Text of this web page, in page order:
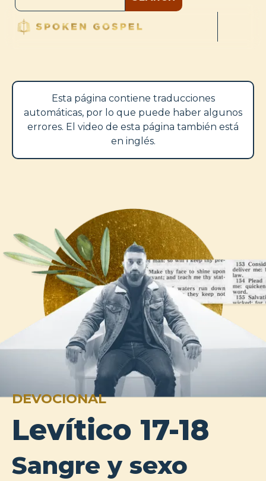
Esta página contiene traducciones
automáticas, por lo que puede haber algunos
errores. El video de esta página también está
en inglés.
DEVOCIONAL
Levítico 17-18
Sangre y sexo